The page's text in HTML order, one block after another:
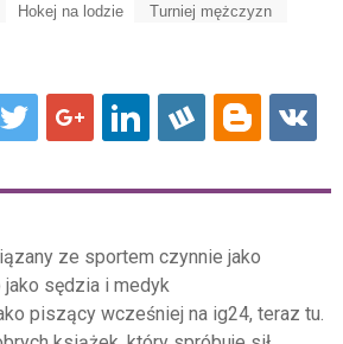
Hokej na lodzie Turniej mężczyzn
ze sportem czynnie jako
sędzia i medyk
piszący wcześniej na ig24, teraz tu.